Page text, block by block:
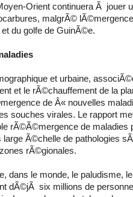
Orient continuera Ã jouer
malgrÃ©
du golfe de GuinÃ©e.
et urbaine,
et le rÃ©chauffement de la
de Â« nouvelles
souches virales. Le rapport
rÃ©Ã©mergence de maladies
large Ã©chelle de pathologies
rÃ©gionales.
dans le monde, le paludisme,
dÃ©jÃ six millions de